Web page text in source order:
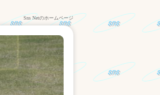
Sns Netのホームページ